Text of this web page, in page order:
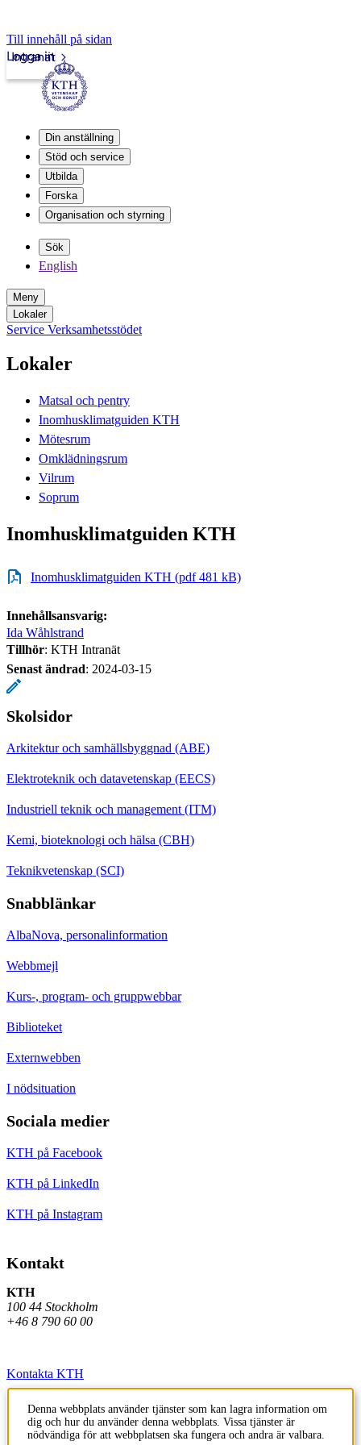
Till innehåll på sidan
Intranät
Logga in
Din anställning
Stöd och service
Utbilda
Forska
Organisation och styrning
Sök
English
Meny
Lokaler
Service Verksamhetsstödet
Lokaler
Matsal och pentry
Inomhusklimatguiden KTH
Mötesrum
Omklädningsrum
Vilrum
Soprum
Inomhusklimatguiden KTH
Inomhusklimatguiden KTH (pdf 481 kB)
Innehållsansvarig:
Ida Wåhlstrand
Tillhör: KTH Intranät
Senast ändrad: 2024-03-15
Skolsidor
Arkitektur och samhällsbyggnad (ABE)
Elektroteknik och datavetenskap (EECS)
Industriell teknik och management (ITM)
Kemi, bioteknologi och hälsa (CBH)
Teknikvetenskap (SCI)
Snabblänkar
AlbaNova, personalinformation
Webbmejl
Kurs-, program- och gruppwebbar
Biblioteket
Externwebben
I nödsituation
Sociala medier
KTH på Facebook
KTH på LinkedIn
KTH på Instagram
Kontakt
KTH
100 44 Stockholm
+46 8 790 60 00
Kontakta KTH
Jobba på KTH
Press och media
Denna webbplats använder tjänster som kan lagra information om
dig och hur du använder denna webbplats. Vissa tjänster är
nödvändiga för att webbplatsen ska fungera och andra är valbara.